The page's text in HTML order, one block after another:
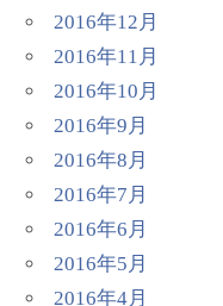
2016年12月
2016年11月
2016年10月
2016年9月
2016年8月
2016年7月
2016年6月
2016年5月
2016年4月